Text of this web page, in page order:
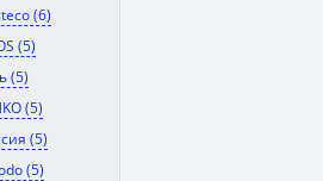
(6)
(5)
(5)
(5)
(5)
(5)